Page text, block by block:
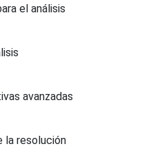
el análisis
avanzadas
la resolución